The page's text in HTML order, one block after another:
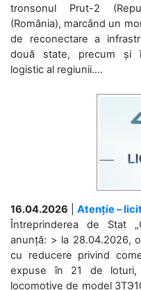
tronsonul Prut-2
(România), marcând un
de reconectare a
două state, precum și
logistic al regiunii....
16.04.2026
Atenție –
Întreprinderea de Stat
anunță: > la 28.04.2026,
cu reducere privind
expuse în 21 de
locomotive de model